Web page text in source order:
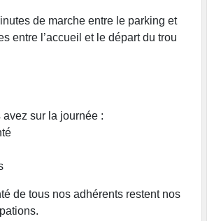
de marche entre le parking et
entre l’accueil et le départ du trou
sur la journée :
de tous nos adhérents restent nos